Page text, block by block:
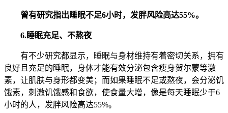
曾有研究指出睡眠不足6小时，发胖风险高达55%。
6.睡眠充足、不熬夜
有不少研究都显示，睡眠与身材维持有着密切关系，拥有
良好且充足的睡眠，身体才能有效分泌包含瘦身贺尔蒙等激
素，让肌肤与身形都变美；而如果睡眠不足或熬夜，会分泌饥
饿素，刺激饥饿感和食欲，使食量大增，像是每天睡眠少于6
小时的人，发胖风险高达55%。